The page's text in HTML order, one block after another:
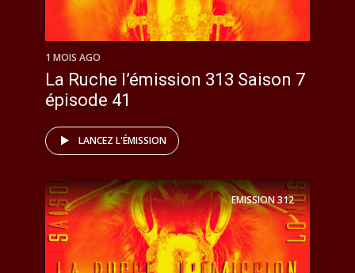
1 MOIS AGO
La Ruche l’émission 313 Saison 7
épisode 41
LANCEZ L'ÉMISSION
EMISSION312